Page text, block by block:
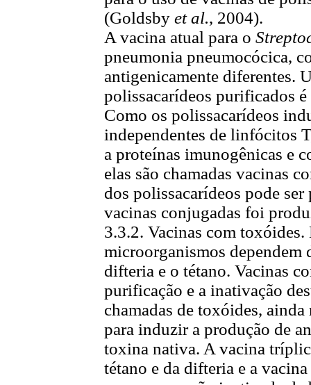
(Goldsby et al., 2004).
A vacina atual para o
pneumonia pneumocócica,
antigenicamente diferentes.
polissacarídeos purificados
Como os polissacarídeos
independentes de linfócitos
a proteínas imunogênicas e
elas são chamadas vacinas
dos polissacarídeos pode
vacinas conjugadas foi
3.3.2. Vacinas com toxóides.
microorganismos dependem
difteria e o tétano. Vacinas
purificação e a inativação
chamadas de toxóides,
para induzir a produção de
toxina nativa. A vacina
tétano e da difteria e a